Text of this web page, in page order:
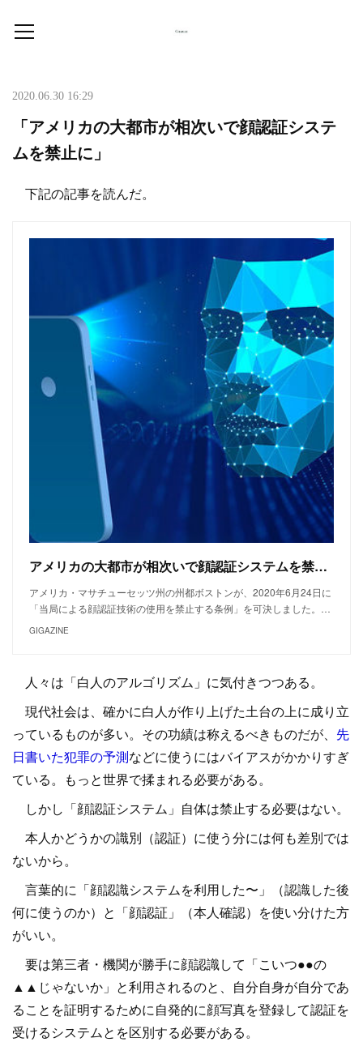
2020.06.30 16:29
「アメリカの大都市が相次いで顔認証システ
ムを禁止に」
下記の記事を読んだ。
アメリカの大都市が相次いで顔認証システムを禁止に
アメリカ・マサチューセッツ州の州都ボストンが、2020年6月24日に
「当局による顔認証技術の使用を禁止する条例」を可決しました。…
GIGAZINE
人々は「白人のアルゴリズム」に気付きつつある。
現代社会は、確かに白人が作り上げた土台の上に成り立
っているものが多い。その功績は称えるべきものだが、 先
日書いた犯罪の予測などに使うにはバイアスがかかりすぎ
ている。もっと世界で揉まれる必要がある。
しかし「顔認証システム」自体は禁止する必要はない。
本人かどうかの識別（認証）に使う分には何も差別では
ないから。
言葉的に「顔認識システムを利用した〜」（認識した後
何に使うのか）と「顔認証」（本人確認）を使い分けた方
がいい。
要は第三者・機関が勝手に顔認識して「こいつ●●の
▲▲じゃないか」と利用されるのと、自分自身が自分であ
ることを証明するために自発的に顔写真を登録して認証を
受けるシステムとを区別する必要がある。